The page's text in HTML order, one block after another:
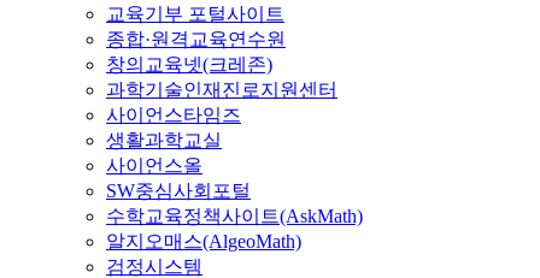
교육기부 포털사이트
종합·원격교육연수원
창의교육넷(크레존)
과학기술인재진로지원센터
사이언스타임즈
생활과학교실
사이언스올
SW중심사회포털
수학교육정책사이트(AskMath)
알지오매스(AlgeoMath)
검정시스템